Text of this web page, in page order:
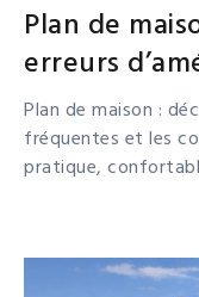
Plan de
erreurs
Plan de maison :
fréquentes et les
pratique,